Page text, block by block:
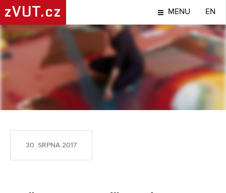
zVUT.cz MENU EN
LIDÉ
30. SRPNA 2017